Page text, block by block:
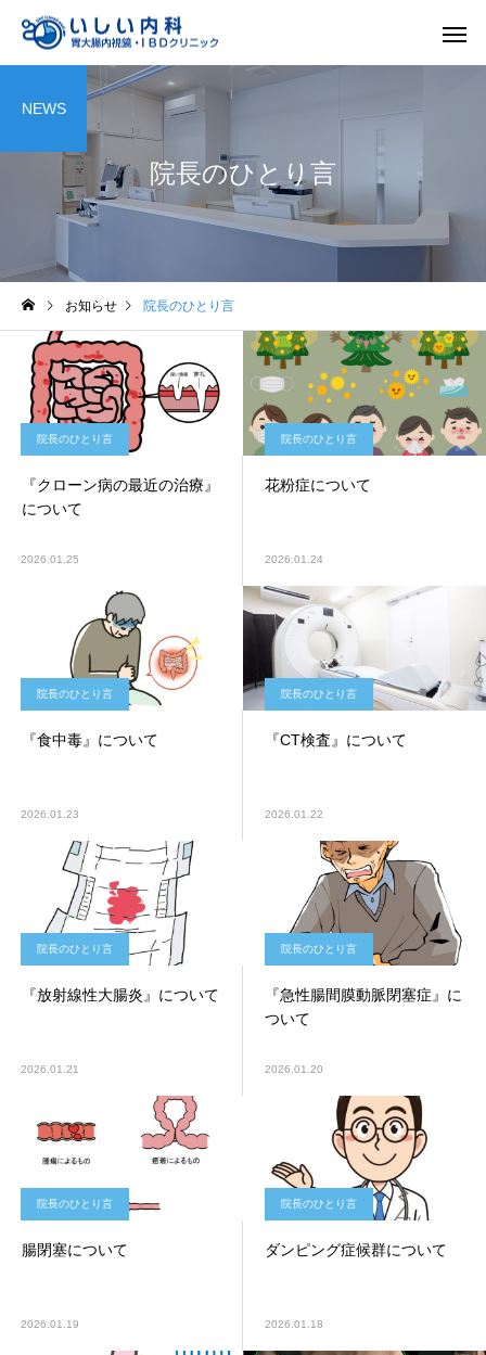
院長のひとり言
NEWS
お知らせ 院長のひとり言
院長のひとり言
『クローン病の最近の治療』
について
2026.01.25
院長のひとり言
花粉症について
2026.01.24
院長のひとり言
『食中毒』について
2026.01.23
院長のひとり言
『CT検査』について
2026.01.22
院長のひとり言
『放射線性大腸炎』について
2026.01.21
院長のひとり言
『急性腸間膜動脈閉塞症』に
ついて
2026.01.20
院長のひとり言
腸閉塞について
2026.01.19
院長のひとり言
ダンピング症候群について
2026.01.18